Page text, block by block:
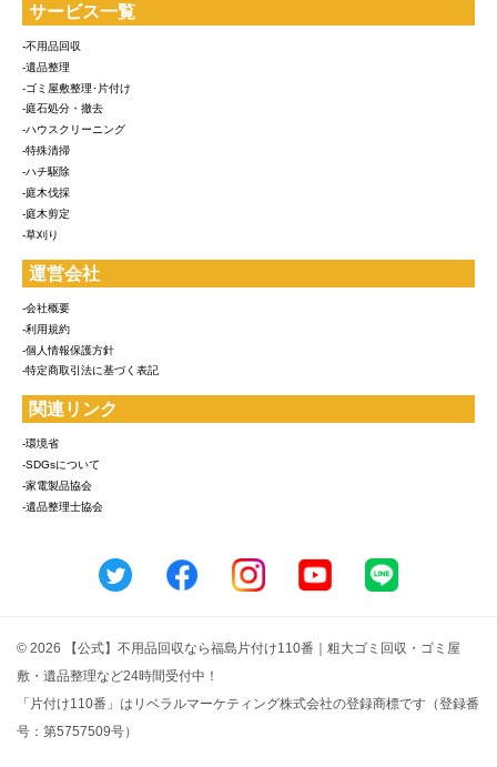
サービス一覧
-不用品回収
-遺品整理
-ゴミ屋敷整理･片付け
-庭石処分・撤去
-ハウスクリーニング
-特殊清掃
-ハチ駆除
-庭木伐採
-庭木剪定
-草刈り
運営会社
-会社概要
-利用規約
-個人情報保護方針
-特定商取引法に基づく表記
関連リンク
-環境省
-SDGsについて
-家電製品協会
-遺品整理士協会
© 2026 【公式】不用品回収なら福島片付け110番｜粗大ゴミ回収・ゴミ屋
敷・遺品整理など24時間受付中！
「片付け110番」はリベラルマーケティング株式会社の登録商標です（登録番
号：第5757509号）